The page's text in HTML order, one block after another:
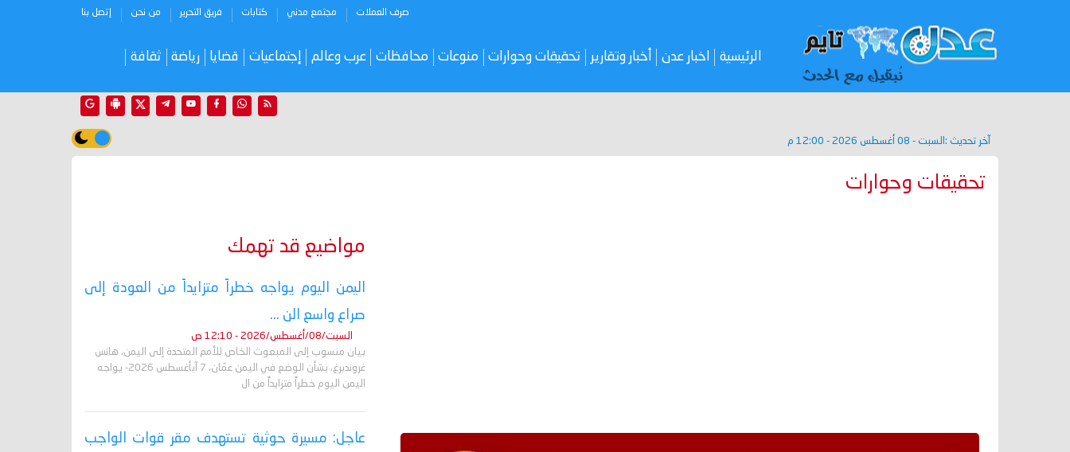
صرف العملات مجتمع مدني كتابات فريق التحرير من نحن إتصل بنا
الرئيسية اخبار عدن أخبار وتقارير تحقيقات وحوارات منوعات محافظات عرب وعالم إجتماعيات قضايا رياضة ثقافة
آخر تحديث : السبت - 08 أغسطس 2026 - 12:00 م
تحقيقات وحوارات
مواضيع قد تهمك
اليمن اليوم يواجه خطراً متزايداً من العودة إلى
صراع واسع الن ...
السبت/08/أغسطس/2026 - 12:10 ص
بيان منسوب إلى المبعوث الخاص للأمم المتحدة إلى اليمن، هانس
غروندبرغ، بشأن الوضع في اليمن عمّان، 7 آبأغسطس 2026- يواجه
اليمن اليوم خطراً متزايداً من ال
عاجل: مسيرة حوثية تستهدف مقر قوات الواجب